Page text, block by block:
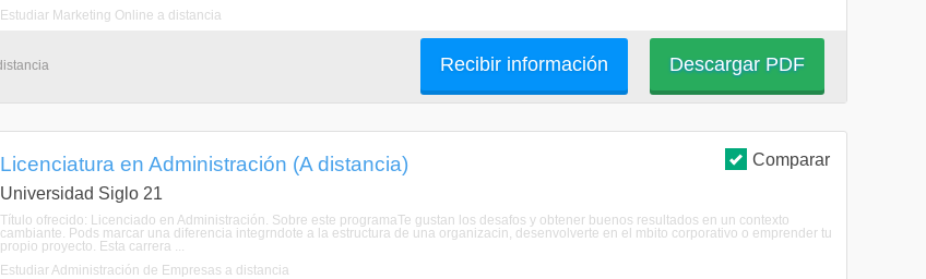
Estudiar Marketing Online a distancia
Descargar PDF
Recibir información
Comparar
Licenciatura en Administración (A distancia)
Universidad Siglo 21
Título ofrecido: Licenciado en Administración. Sobre este programaTe gustan los desafos y obtener buenos resultados en un contexto
cambiante. Pods marcar una diferencia integrndote a la estructura de una organizacin, desenvolverte en el mbito corporativo o emprender tu
propio proyecto. Esta carrera ...
Estudiar Administración de Empresas a distancia